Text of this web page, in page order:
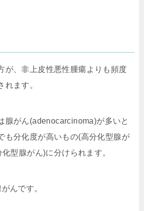
が、非上皮性悪性腫瘍よりも頻度
れます。
腺がん(adenocarcinoma)が多いと
も分化度が高いもの(高分化型腺が
型腺がん)に分けられます。
んです。